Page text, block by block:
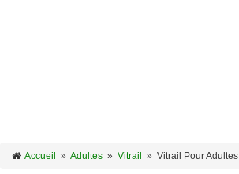
Accueil » Adultes » Vitrail » Vitrail Pour Adultes